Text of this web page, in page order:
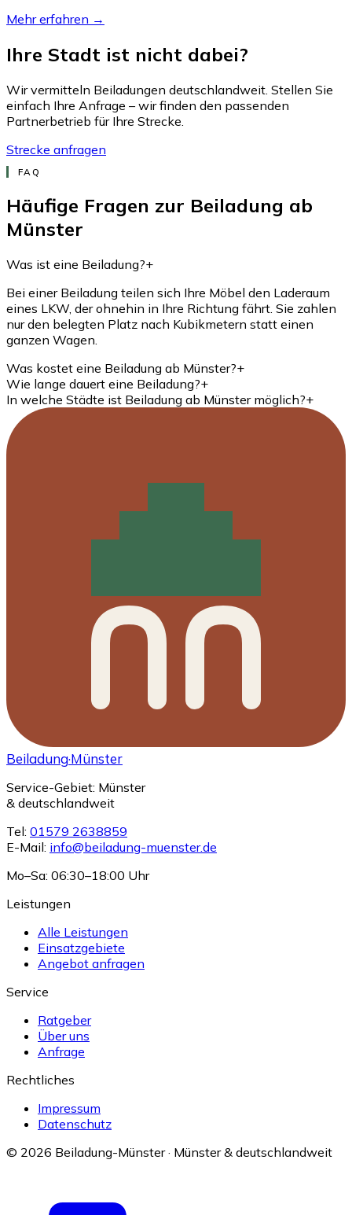
Mehr erfahren →
Ihre Stadt ist nicht dabei?
Wir vermitteln Beiladungen deutschlandweit. Stellen Sie
einfach Ihre Anfrage – wir finden den passenden
Partnerbetrieb für Ihre Strecke.
Strecke anfragen
FAQ
Häufige Fragen zur Beiladung ab
Münster
Was ist eine Beiladung?+
Bei einer Beiladung teilen sich Ihre Möbel den Laderaum
eines LKW, der ohnehin in Ihre Richtung fährt. Sie zahlen
nur den belegten Platz nach Kubikmetern statt einen
ganzen Wagen.
Was kostet eine Beiladung ab Münster?+
Wie lange dauert eine Beiladung?+
In welche Städte ist Beiladung ab Münster möglich?+
Beiladung·Münster
Service-Gebiet: Münster
& deutschlandweit
Tel: 01579 2638859
E-Mail: info@beiladung-muenster.de
Mo–Sa: 06:30–18:00 Uhr
Leistungen
Alle Leistungen
Einsatzgebiete
Angebot anfragen
Service
Ratgeber
Über uns
Anfrage
Rechtliches
Impressum
Datenschutz
© 2026 Beiladung-Münster · Münster & deutschlandweit